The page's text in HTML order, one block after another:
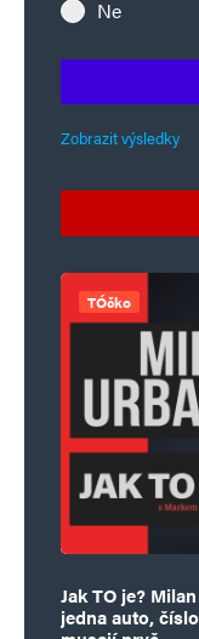
Ne
Zobrazit výsledky
TÓčko
Jak TO je?
jedna auto,